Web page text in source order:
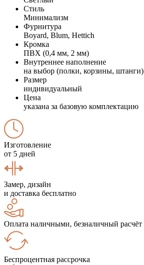
Стиль
Минимализм
Фурнитура
Boyard, Blum, Hettich
Кромка
ПВХ (0,4 мм, 2 мм)
Внутреннее наполнение
на выбор (полки, корзины, штанги)
Размер
индивидуальный
Цена
указана за базовую комплектацию
Изготовление
от 5 дней
Замер, дизайн
и доставка бесплатно
Оплата наличными, безналичный расчёт
Беспроцентная рассрочка